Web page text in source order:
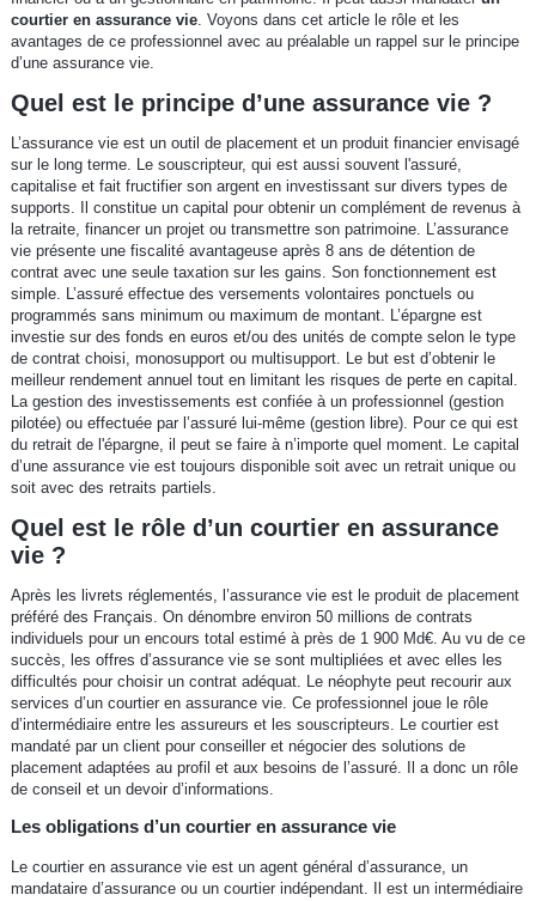
courtier en assurance vie. Voyons dans cet article le rôle et les
avantages de ce professionnel avec au préalable un rappel sur le principe
d’une assurance vie.
Quel est le principe d’une assurance vie ?
L’assurance vie est un outil de placement et un produit financier envisagé
sur le long terme. Le souscripteur, qui est aussi souvent l'assuré,
capitalise et fait fructifier son argent en investissant sur divers types de
supports. Il constitue un capital pour obtenir un complément de revenus à
la retraite, financer un projet ou transmettre son patrimoine. L’assurance
vie présente une fiscalité avantageuse après 8 ans de détention de
contrat avec une seule taxation sur les gains. Son fonctionnement est
simple. L’assuré effectue des versements volontaires ponctuels ou
programmés sans minimum ou maximum de montant. L’épargne est
investie sur des fonds en euros et/ou des unités de compte selon le type
de contrat choisi, monosupport ou multisupport. Le but est d’obtenir le
meilleur rendement annuel tout en limitant les risques de perte en capital.
La gestion des investissements est confiée à un professionnel (gestion
pilotée) ou effectuée par l’assuré lui-même (gestion libre). Pour ce qui est
du retrait de l'épargne, il peut se faire à n’importe quel moment. Le capital
d’une assurance vie est toujours disponible soit avec un retrait unique ou
soit avec des retraits partiels.
Quel est le rôle d’un courtier en assurance
vie ?
Après les livrets réglementés, l’assurance vie est le produit de placement
préféré des Français. On dénombre environ 50 millions de contrats
individuels pour un encours total estimé à près de 1 900 Md€. Au vu de ce
succès, les offres d’assurance vie se sont multipliées et avec elles les
difficultés pour choisir un contrat adéquat. Le néophyte peut recourir aux
services d’un courtier en assurance vie. Ce professionnel joue le rôle
d’intermédiaire entre les assureurs et les souscripteurs. Le courtier est
mandaté par un client pour conseiller et négocier des solutions de
placement adaptées au profil et aux besoins de l’assuré. Il a donc un rôle
de conseil et un devoir d’informations.
Les obligations d’un courtier en assurance vie
Le courtier en assurance vie est un agent général d’assurance, un
mandataire d’assurance ou un courtier indépendant. Il est un intermédiaire